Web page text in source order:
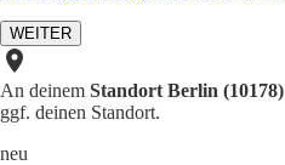
WEITER
An deinem Standort Berlin (10178)
ggf. deinen Standort.
neu